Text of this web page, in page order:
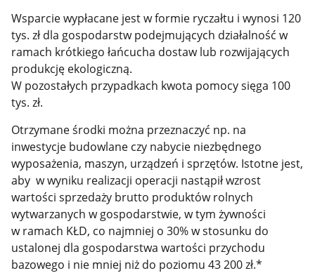
Wsparcie wypłacane jest w formie ryczałtu i wynosi 120
tys. zł dla gospodarstw podejmujących działalność w
ramach krótkiego łańcucha dostaw lub rozwijających
produkcję ekologiczną.
W pozostałych przypadkach kwota pomocy sięga 100
tys. zł.
Otrzymane środki można przeznaczyć np. na
inwestycje budowlane czy nabycie niezbędnego
wyposażenia, maszyn, urządzeń i sprzętów. Istotne jest,
aby w wyniku realizacji operacji nastąpił wzrost
wartości sprzedaży brutto produktów rolnych
wytwarzanych w gospodarstwie, w tym żywności
w ramach KŁD, co najmniej o 30% w stosunku do
ustalonej dla gospodarstwa wartości przychodu
bazowego i nie mniej niż do poziomu 43 200 zł.*